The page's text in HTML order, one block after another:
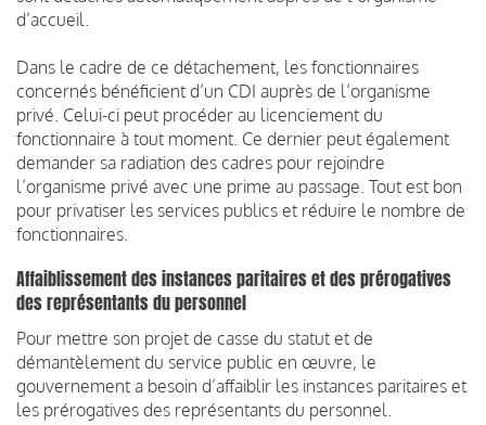
d’accueil.
Dans le cadre de ce détachement, les fonctionnaires
concernés bénéficient d’un CDI auprès de l’organisme
privé. Celui-ci peut procéder au licenciement du
fonctionnaire à tout moment. Ce dernier peut également
demander sa radiation des cadres pour rejoindre
l’organisme privé avec une prime au passage. Tout est bon
pour privatiser les services publics et réduire le nombre de
fonctionnaires.
Affaiblissement des instances paritaires et des prérogatives
des représentants du personnel
Pour mettre son projet de casse du statut et de
démantèlement du service public en œuvre, le
gouvernement a besoin d’affaiblir les instances paritaires et
les prérogatives des représentants du personnel.